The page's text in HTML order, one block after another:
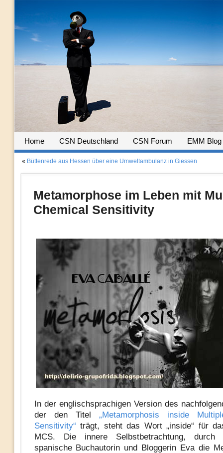
Home CSN Deutschland CSN Forum EMM Blog
« Büttenrede aus Hessen über eine Umweltambulanz in Giessen
Metamorphose im Leben mit
Chemical Sensitivity
In der englischsprachigen Version des
der den Titel „Metamorphosis inside
Sensitivity“ trägt, steht das Wort „inside“ für
MCS. Die innere Selbstbetrachtung, durch
spanische Buchautorin und Bloggerin Eva die